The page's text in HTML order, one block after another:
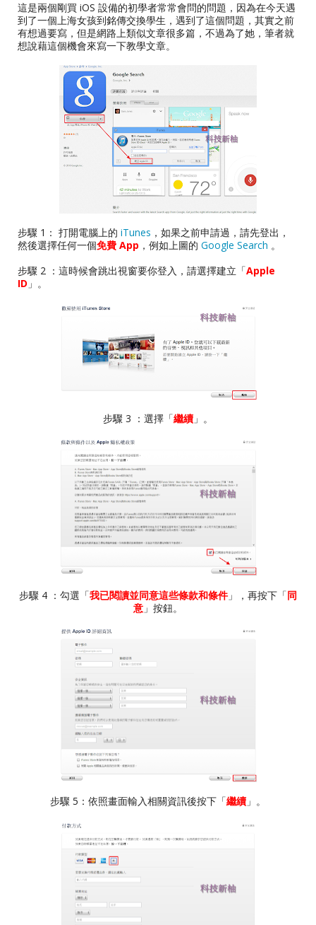
這是兩個剛買 iOS 設備的初學者常常會問的問題，因為在今天遇
到了一個上海女孩到銘傳交換學生，遇到了這個問題，其實之前
有想過要寫，但是網路上類似文章很多篇，不過為了她，筆者就
想說藉這個機會來寫一下教學文章。
步驟 1： 打開電腦上的 iTunes ，如果之前申請過，請先登出，
然後選擇任何一個免費 App ，例如上圖的 Google Search 。
步驟 2 ：這時候會跳出視窗要你登入，請選擇建立「Apple
ID 」。
步驟 3 ：選擇「繼續 」。
步驟 4 ：勾選「我已閱讀並同意這些條款和條件」，再按下「同
意 」按鈕。
步驟 5：依照畫面輸入相關資訊後按下「繼續 」。